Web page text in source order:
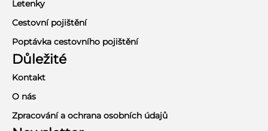
Letenky
Cestovní pojištění
Poptávka cestovního pojištění
Důležité
Kontakt
O nás
Zpracování a ochrana osobních údajů